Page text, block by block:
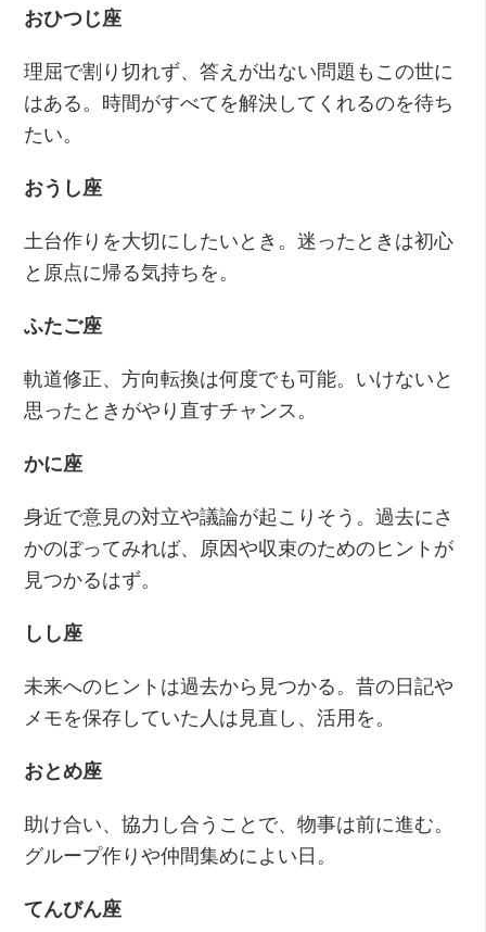
おひつじ座
理屈で割り切れず、答えが出ない問題もこの世に
はある。時間がすべてを解決してくれるのを待ち
たい。
おうし座
土台作りを大切にしたいとき。迷ったときは初心
と原点に帰る気持ちを。
ふたご座
軌道修正、方向転換は何度でも可能。いけないと
思ったときがやり直すチャンス。
かに座
身近で意見の対立や議論が起こりそう。過去にさ
かのぼってみれば、原因や収束のためのヒントが
見つかるはず。
しし座
未来へのヒントは過去から見つかる。昔の日記や
メモを保存していた人は見直し、活用を。
おとめ座
助け合い、協力し合うことで、物事は前に進む。
グループ作りや仲間集めによい日。
てんびん座